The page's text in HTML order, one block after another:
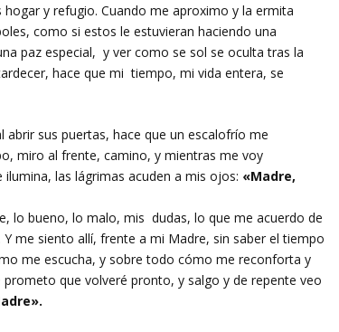
hogar y refugio. Cuando me aproximo y la ermita
como si estos le estuvieran haciendo una
paz especial, y ver como se sol se oculta tras la
hace que mi tiempo, mi vida entera, se
abrir sus puertas, hace que un escalofrío me
miro al frente, camino, y mientras me voy
ilumina, las lágrimas acuden a mis ojos: «Madre,
lo bueno, lo malo, mis dudas, lo que me acuerdo de
me siento allí, frente a mi Madre, sin saber el tiempo
me escucha, y sobre todo cómo me reconforta y
que volveré pronto, y salgo y de repente veo